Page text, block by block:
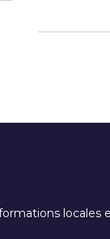
locales